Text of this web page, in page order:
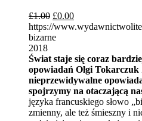
£1.00 £0.00
https://
bizarne
2018
Świat staje się coraz
opowiadań Olgi Tokarczuk
nieprzewidywalne
spojrzymy na otaczającą
języka francuskiego słowo
zmienny, ale też śmieszny i